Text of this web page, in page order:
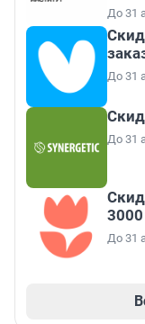
До 31
До 31
До 31
До 31